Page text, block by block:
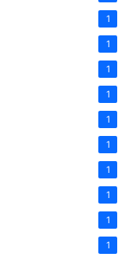
1
1
1
1
1
1
1
1
1
1